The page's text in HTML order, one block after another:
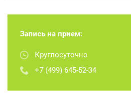
Запись на прием:
Круглосуточно
+7 (499) 645-52-34